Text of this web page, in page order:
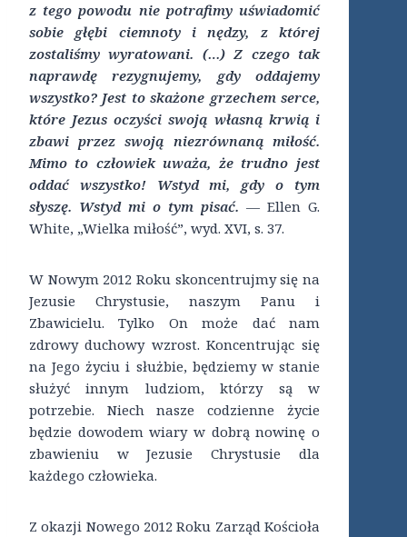
z tego powodu nie potrafimy uświadomić
sobie głębi ciemnoty i nędzy, z której
zostaliśmy wyratowani. (…) Z czego tak
naprawdę rezygnujemy, gdy oddajemy
wszystko? Jest to skażone grzechem serce,
które Jezus oczyści swoją własną krwią i
zbawi przez swoją niezrównaną miłość.
Mimo to człowiek uważa, że trudno jest
oddać wszystko! Wstyd mi, gdy o tym
słyszę. Wstyd mi o tym pisać. — Ellen G.
White, „Wielka miłość”, wyd. XVI, s. 37.
W Nowym 2012 Roku skoncentrujmy się na
Jezusie Chrystusie, naszym Panu i
Zbawicielu. Tylko On może dać nam
zdrowy duchowy wzrost. Koncentrując się
na Jego życiu i służbie, będziemy w stanie
służyć innym ludziom, którzy są w
potrzebie. Niech nasze codzienne życie
będzie dowodem wiary w dobrą nowinę o
zbawieniu w Jezusie Chrystusie dla
każdego człowieka.
Z okazji Nowego 2012 Roku Zarząd Kościoła